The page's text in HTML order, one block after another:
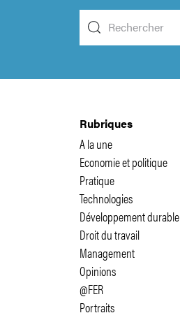
Rubriques
A la une
Economie et politique
Pratique
Technologies
Développement durable
Droit du travail
Management
Opinions
@FER
Portraits